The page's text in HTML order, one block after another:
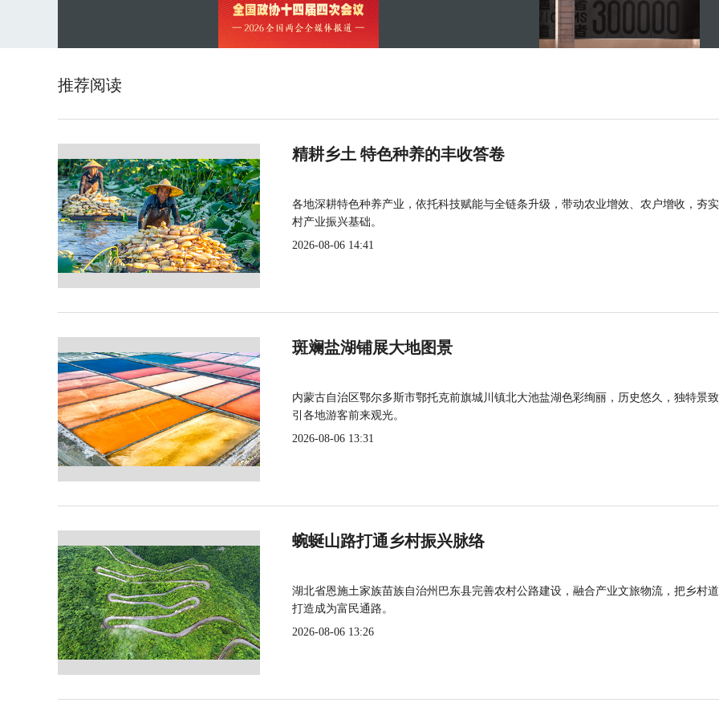
推荐阅读
精耕乡土 特色种养的丰收答卷
各地深耕特色种养产业，依托科技赋能与全链条升级，带动农业增效、农户增收，夯
村产业振兴基础。
2026-08-06 14:41
斑斓盐湖铺展大地图景
内蒙古自治区鄂尔多斯市鄂托克前旗城川镇北大池盐湖色彩绚丽，历史悠久，独特景
引各地游客前来观光。
2026-08-06 13:31
蜿蜒山路打通乡村振兴脉络
湖北省恩施土家族苗族自治州巴东县完善农村公路建设，融合产业文旅物流，把乡村
打造成为富民通路。
2026-08-06 13:26